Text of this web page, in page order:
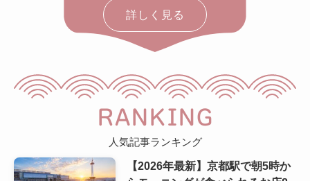
詳しく見る
RANKING
人気記事ランキング
【2026年最新】京都駅で朝5時か